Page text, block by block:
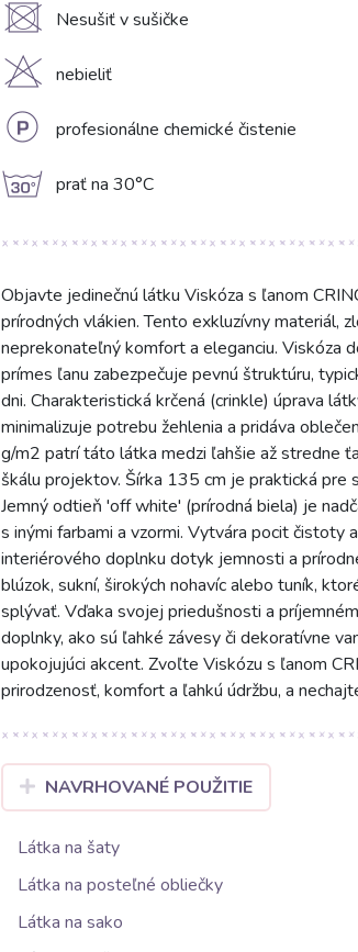
U Nesušiť v sušičke
H nebieliť
L profesionálne chemické čistenie
g prať na 30°C
Objavte jedinečnú látku Viskóza s ľanom
prírodných vlákien. Tento exkluzívny materiál,
neprekonateľný komfort a eleganciu. Viskóza
prímes ľanu zabezpečuje pevnú štruktúru,
dni. Charakteristická krčená (crinkle) úprava
minimalizuje potrebu žehlenia a pridáva
g/m2 patrí táto látka medzi ľahšie až stredne
škálu projektov. Šírka 135 cm je praktická pre
Jemný odtieň 'off white' (prírodná biela) je
s inými farbami a vzormi. Vytvára pocit čistoty
interiérového doplnku dotyk jemnosti a
blúzok, sukní, širokých nohavíc alebo tuník,
splývať. Vďaka svojej priedušnosti a
doplnky, ako sú ľahké závesy či dekoratívne
upokojujúci akcent. Zvoľte Viskózu s ľanom
prirodzenosť, komfort a ľahkú údržbu, a
NAVRHOVANÉ POUŽITIE
Látka na šaty
Látka na posteľné obliečky
Látka na sako